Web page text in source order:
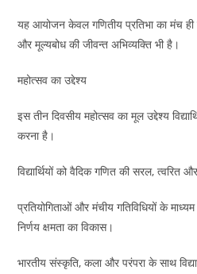
यह आयोजन केवल गणितीय प्रतिभा का मंच ही
और मूल्यबोध की जीवन्त अभिव्यक्ति भी है।
महोत्सव का उद्देश्य
इस तीन दिवसीय महोत्सव का मूल उद्देश्य
करना है।
विद्यार्थियों को वैदिक गणित की सरल, त्वरित
प्रतियोगिताओं और मंचीय गतिविधियों के
निर्णय क्षमता का विकास।
भारतीय संस्कृति, कला और परंपरा के साथ